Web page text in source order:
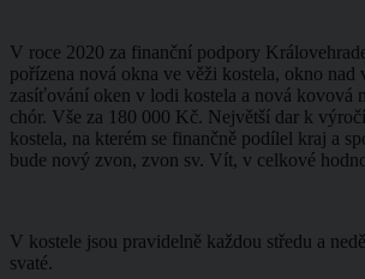
V roce 2020 za finanční podpory
pořízena nová okna ve věži kostela, okno nad
zasíťování oken v lodi kostela a nová kovová
chór. Vše za 180 000 Kč. Největší dar k
kostela, na kterém se finančně podílel kraj a
bude nový zvon, zvon sv. Vít, v celkové
V kostele jsou pravidelně každou středu a
svaté.